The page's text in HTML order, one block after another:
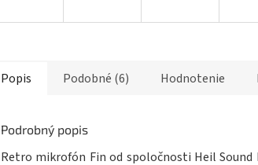
Popis Podobné (6) Hodnotenie
Podrobný popis
Retro mikrofón Fin od spoločnosti Heil